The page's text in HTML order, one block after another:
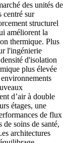
des unités de
centré sur
structurel
améliorent la
thermique. Plus
l'ingénierie
d'isolation
plus élevée
d’air à double
étages, une
de flux
soins de santé,
architectures